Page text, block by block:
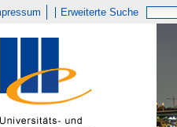
Erweiterte Suche